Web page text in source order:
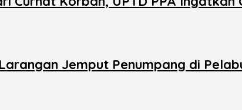
Jemput Penumpang di